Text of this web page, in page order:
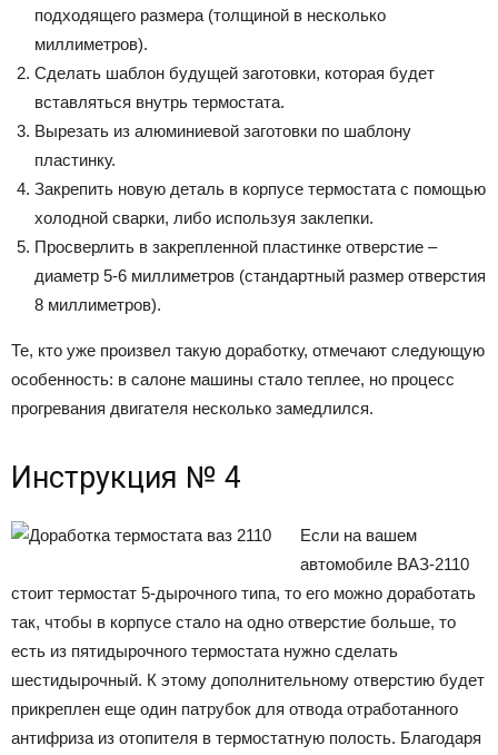
подходящего размера (толщиной в несколько
миллиметров).
Сделать шаблон будущей заготовки, которая будет
вставляться внутрь термостата.
Вырезать из алюминиевой заготовки по шаблону
пластинку.
Закрепить новую деталь в корпусе термостата с помощью
холодной сварки, либо используя заклепки.
Просверлить в закрепленной пластинке отверстие –
диаметр 5-6 миллиметров (стандартный размер отверстия
8 миллиметров).
Те, кто уже произвел такую доработку, отмечают следующую
особенность: в салоне машины стало теплее, но процесс
прогревания двигателя несколько замедлился.
Инструкция № 4
Если на вашем
автомобиле ВАЗ-2110
стоит термостат 5-дырочного типа, то его можно доработать
так, чтобы в корпусе стало на одно отверстие больше, то
есть из пятидырочного термостата нужно сделать
шестидырочный. К этому дополнительному отверстию будет
прикреплен еще один патрубок для отвода отработанного
антифриза из отопителя в термостатную полость. Благодаря